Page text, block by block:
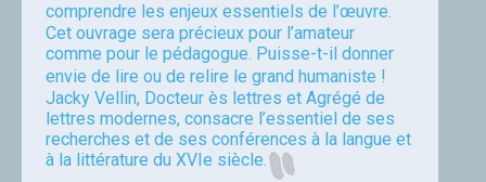
comprendre les enjeux essentiels de l’œuvre.
Cet ouvrage sera précieux pour l’amateur
comme pour le pédagogue. Puisse-t-il donner
envie de lire ou de relire le grand humaniste !
Jacky Vellin, Docteur ès lettres et Agrégé de
lettres modernes, consacre l’essentiel de ses
recherches et de ses conférences à la langue et
à la littérature du XVIe siècle.